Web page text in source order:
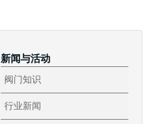
新闻与活动
阀门知识
行业新闻